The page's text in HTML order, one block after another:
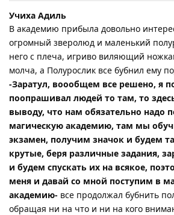
Учиха Адиль
В академию прибыла довольно
огромный зверолюд и маленький
него с плеча, игриво виляющий
молча, а Полурослик все бубнил ему
-Заратул, воообщем все решено, я
поопрашивал людей то там, то
выводу, что нам обязательно надо
магическую академию, там мы
экзамен, получим значок и будем
крутые, беря различные задания,
и будем спускать их на всякое,
меня и давай со мной поступим в
академию- все продолжал бубнить
обращая ни на что и ни на кого